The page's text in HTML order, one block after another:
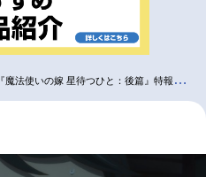
アニメ
『魔法使いの嫁 星待つひと：後篇』特報映像＆場面カット公開！